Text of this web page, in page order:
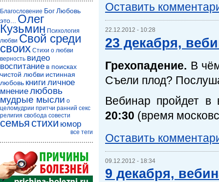
Оставить
22.12.2012 - 10:28
23 декабря,
Грехопадение. В
Съели плод?
Вебинар пройдет в
20:30 (время
Оставить
09.12.2012 - 18:34
9 декабря,
Благословение БогЛюбовь
это...
Олег
Кузьмин Психология
любви Свой среди
своих Стихи о любви
верность видео
воспитание в поисках
чистой любви истинная
любовь книги личное
мнениелюбовь
мудрые мысли о
целомудрии притчи ранний секс
религия свобода совести
семья стихи юмор
все теги